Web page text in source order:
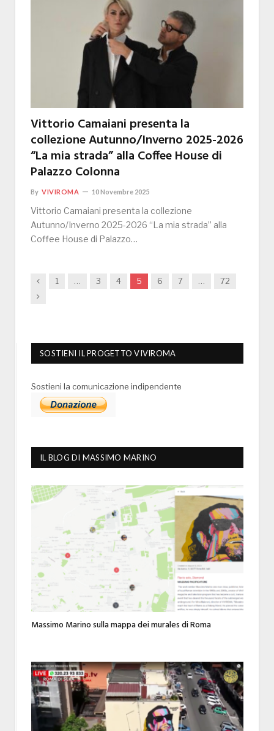
Vittorio Camaiani presenta la
collezione Autunno/Inverno 2025-2026
“La mia strada” alla Coffee House di
Palazzo Colonna
By VIVIROMA 10 Novembre 2025
Vittorio Camaiani presenta la collezione
Autunno/Inverno 2025-2026 “La mia strada” alla
Coffee House di Palazzo…
Previous
1 … 3 4 5 6 7 …
72
Next
SOSTIENI IL PROGETTO VIVIROMA
Sostieni la comunicazione indipendente
IL BLOG DI MASSIMO MARINO
Massimo Marino sulla mappa dei murales di Roma